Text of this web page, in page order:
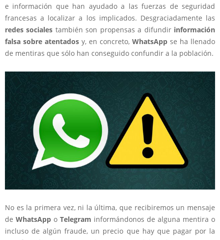
e información que han ayudado a las fuerzas de seguridad
francesas a localizar a los implicados. Desgraciadamente las
redes sociales también son propensas a difundir información
falsa sobre atentados y, en concreto, WhatsApp se ha llenado
de mentiras que sólo han conseguido confundir a la población.
No es la primera vez, ni la última, que recibiremos un mensaje
de WhatsApp o Telegram informándonos de alguna mentira o
incluso de algún fraude, un precio que hay que pagar por la